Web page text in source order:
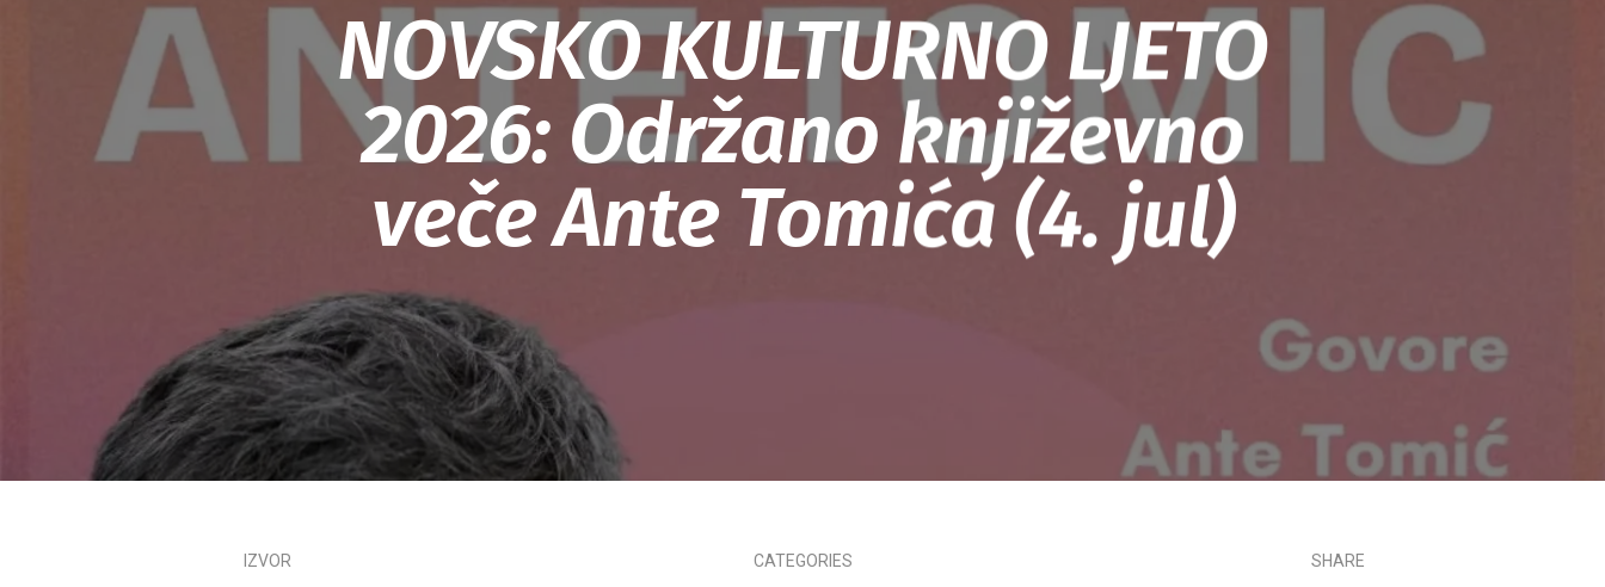
NOVSKO KULTURNO LJETO
2026: Održano književno
veče Ante Tomića (4. jul)
IZVOR CATEGORIES SHARE